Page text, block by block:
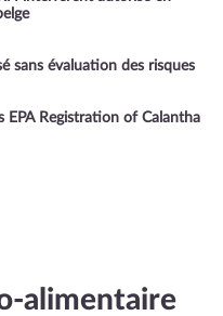
sans évaluation des risques
EPA Registration of Calantha
alimentaire